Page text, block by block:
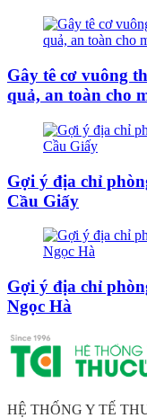
Gây tê cơ vuông
quả, an toàn cho
Gợi ý địa chỉ
Cầu Giấy
Gợi ý địa chỉ
Ngọc Hà
HỆ THỐNG Y TẾ